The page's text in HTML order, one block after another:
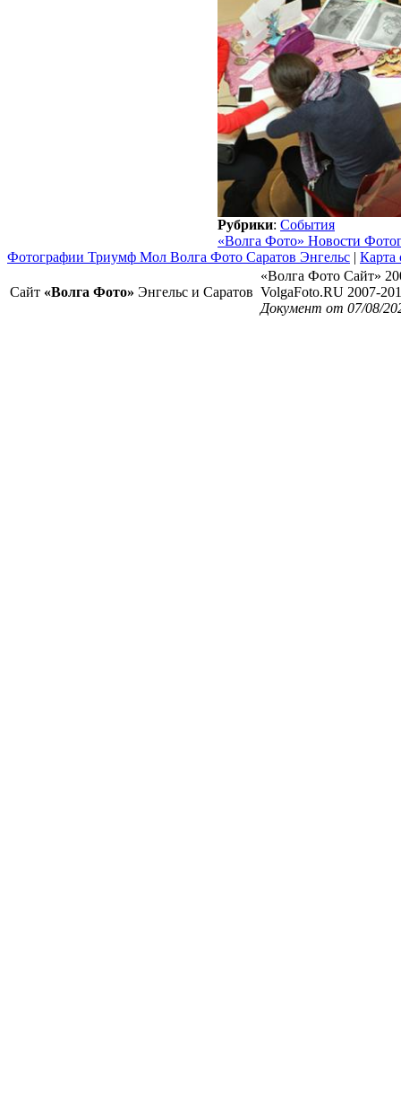
Рубрики: События
«Волга Фото» Новости
Фотографии Триумф Мол Волга Фото Саратов Энгельс | Карта
Сайт «Волга Фото» Энгельс и Саратов
«Волга Фото Сайт»
VolgaFoto.RU 2007-
Документ от 07/08/